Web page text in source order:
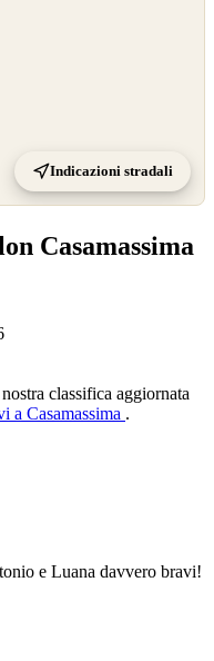
Indicazioni stradali
Casamassima
classifica aggiornata
Casamassima .
e Luana davvero bravi!